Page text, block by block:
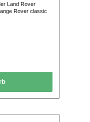
Land Rover
Rover classic